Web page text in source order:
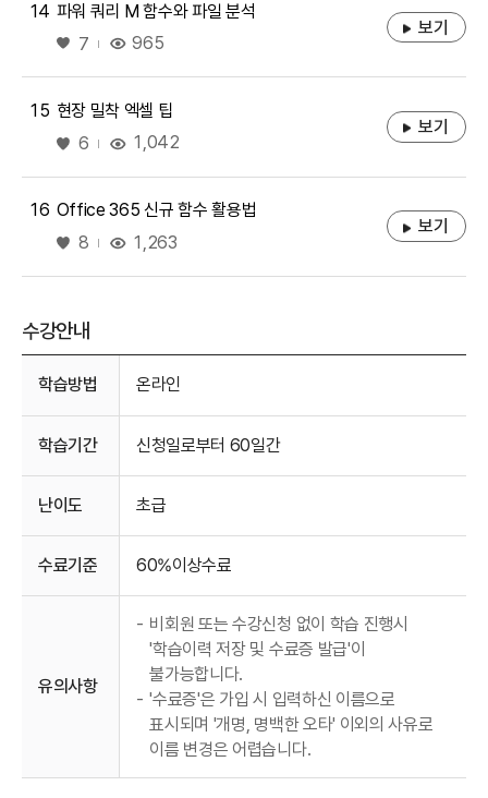
14 파워 쿼리 M 함수와 파일 분석
좋아요
7 965
보기
15 현장 밀착 엑셀 팁
좋아요
6 1,042
보기
16 Office 365 신규 함수 활용법
좋아요
8 1,263
보기
수강안내
학습방법 온라인
학습기간 신청일로부터 60일간
난이도 초급
수료기준 60%이상수료
유의사항
- 비회원 또는 수강신청 없이 학습 진행시
'학습이력 저장 및 수료증 발급'이
불가능합니다.
- '수료증'은 가입 시 입력하신 이름으로
표시되며 '개명, 명백한 오타' 이외의 사유로
이름 변경은 어렵습니다.